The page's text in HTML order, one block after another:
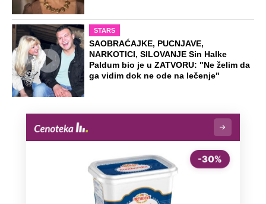
STARS
SAOBRAĆAJKE, PUCNJAVE,
NARKOTICI, SILOVANJE Sin Halke
Paldum bio je u ZATVORU: "Ne želim da
ga vidim dok ne ode na lečenje"